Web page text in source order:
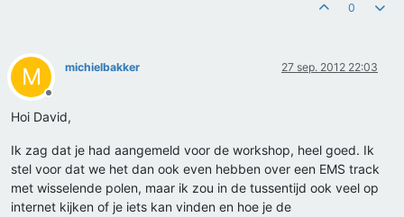
0
M
Offline
michielbakker 27 sep. 2012 22:03
Hoi David,
Ik zag dat je had aangemeld voor de workshop, heel goed. Ik
stel voor dat we het dan ook even hebben over een EMS track
met wisselende polen, maar ik zou in de tussentijd ook veel op
internet kijken of je iets kan vinden en hoe je de